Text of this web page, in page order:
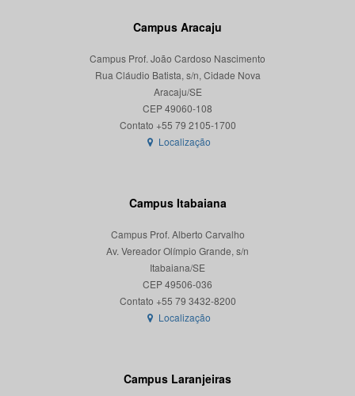
Campus Aracaju
Campus Prof. João Cardoso Nascimento
Rua Cláudio Batista, s/n, Cidade Nova
Aracaju/SE
CEP 49060-108
Localização
Campus Itabaiana
Campus Prof. Alberto Carvalho
Av. Vereador Olímpio Grande, s/n
Itabaiana/SE
CEP 49506-036
Localização
Campus Laranjeiras